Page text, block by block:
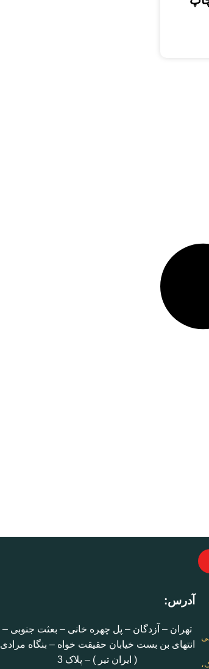
آدرس:
تهران – آزدگان – پل چهره خانی – بعثت جنوبی –
انتهای بن بست خیابان حقیقت خواه – بنگاه مرادی
( ایران تیر ) – پلاک 3